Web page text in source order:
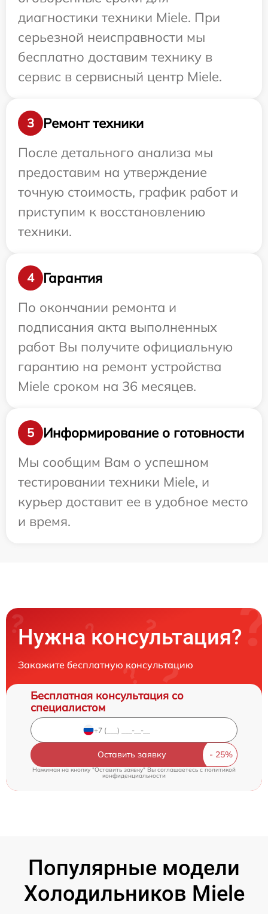
диагностики техники Miele. При
серьезной неисправности мы
бесплатно доставим технику в
сервис в сервисный центр Miele.
3
Ремонт техники
После детального анализа мы
предоставим на утверждение
точную стоимость, график работ и
приступим к восстановлению
техники.
4
Гарантия
По окончании ремонта и
подписания акта выполненных
работ Вы получите официальную
гарантию на ремонт устройства
Miele сроком на 36 месяцев.
5
Информирование о готовности
Мы сообщим Вам о успешном
тестировании техники Miele, и
курьер доставит ее в удобное место
и время.
Нужна консультация?
Закажите бесплатную консультацию
Бесплатная консультация со
специалистом
Оставить заявку
Нажимая на кнопку "Оставить заявку" Вы соглашаетесь cполитикой
конфиденциальности
Популярные модели
Холодильников Miele